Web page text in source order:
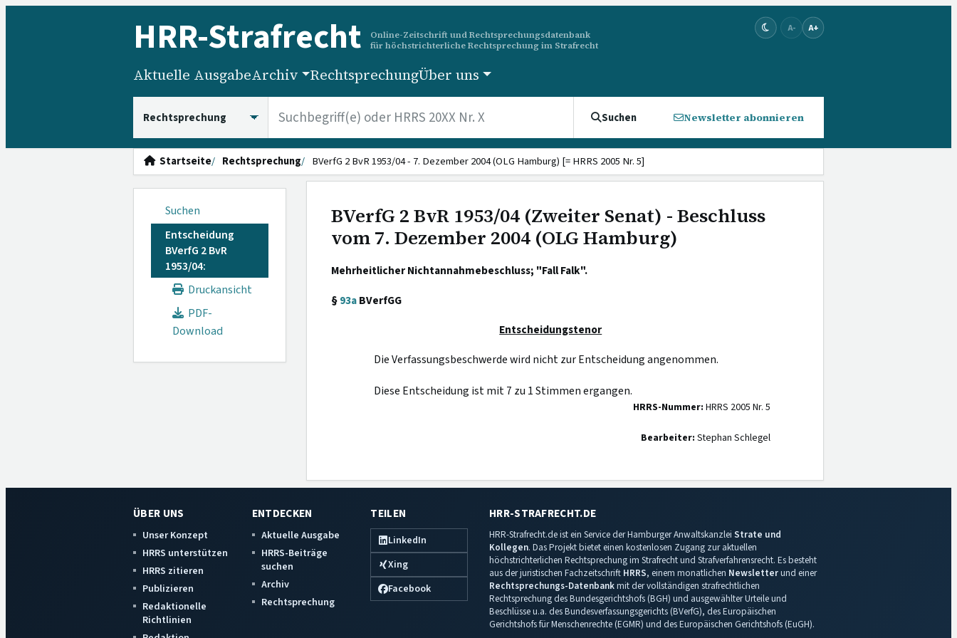
HRR-Strafrecht
Online-Zeitschrift und Rechtsprechungsdatenbank
für höchstrichterliche Rechtsprechung im Strafrecht
A- A+
Aktuelle AusgabeArchiv RechtsprechungÜber uns
Suchen Newsletter abonnieren
Startseite Rechtsprechung BVerfG 2 BvR 1953/04 - 7. Dezember 2004 (OLG Hamburg) [= HRRS 2005 Nr. 5]
Suchen
Entscheidung
BVerfG 2 BvR
1953/04:
Druckansicht
PDF-
Download
BVerfG 2 BvR 1953/04 (Zweiter Senat) - Beschluss
vom 7. Dezember 2004 (OLG Hamburg)
Mehrheitlicher Nichtannahmebeschluss; "Fall Falk".
§93aBVerfGG
Entscheidungstenor
Die Verfassungsbeschwerde wird nicht zur Entscheidung angenommen.
Diese Entscheidung ist mit 7 zu 1 Stimmen ergangen.
HRRS-Nummer: HRRS 2005 Nr. 5
Bearbeiter: Stephan Schlegel
ÜBER UNS
Unser Konzept
HRRS unterstützen
HRRS zitieren
Publizieren
Redaktionelle
Richtlinien
ENTDECKEN
Aktuelle Ausgabe
HRRS-Beiträge
suchen
Archiv
Rechtsprechung
TEILEN
LinkedIn
Xing
Facebook
HRR-STRAFRECHT.DE
HRR-Strafrecht.de ist ein Service der Hamburger Anwaltskanzlei Strate und
Kollegen. Das Projekt bietet einen kostenlosen Zugang zur aktuellen
höchstrichterlichen Rechtsprechung im Strafrecht und Strafverfahrensrecht. Es besteht
aus der juristischen Fachzeitschrift HRRS, einem monatlichen Newsletterund einer
Rechtsprechungs-Datenbankmit der vollständigen strafrechtlichen
Rechtsprechung des Bundesgerichtshofs (BGH) und ausgewählter Urteile und
Beschlüsse u.a. des Bundesverfassungsgerichts (BVerfG), des Europäischen
Gerichtshofs für Menschenrechte (EGMR) und des Europäischen Gerichtshofs (EuGH).